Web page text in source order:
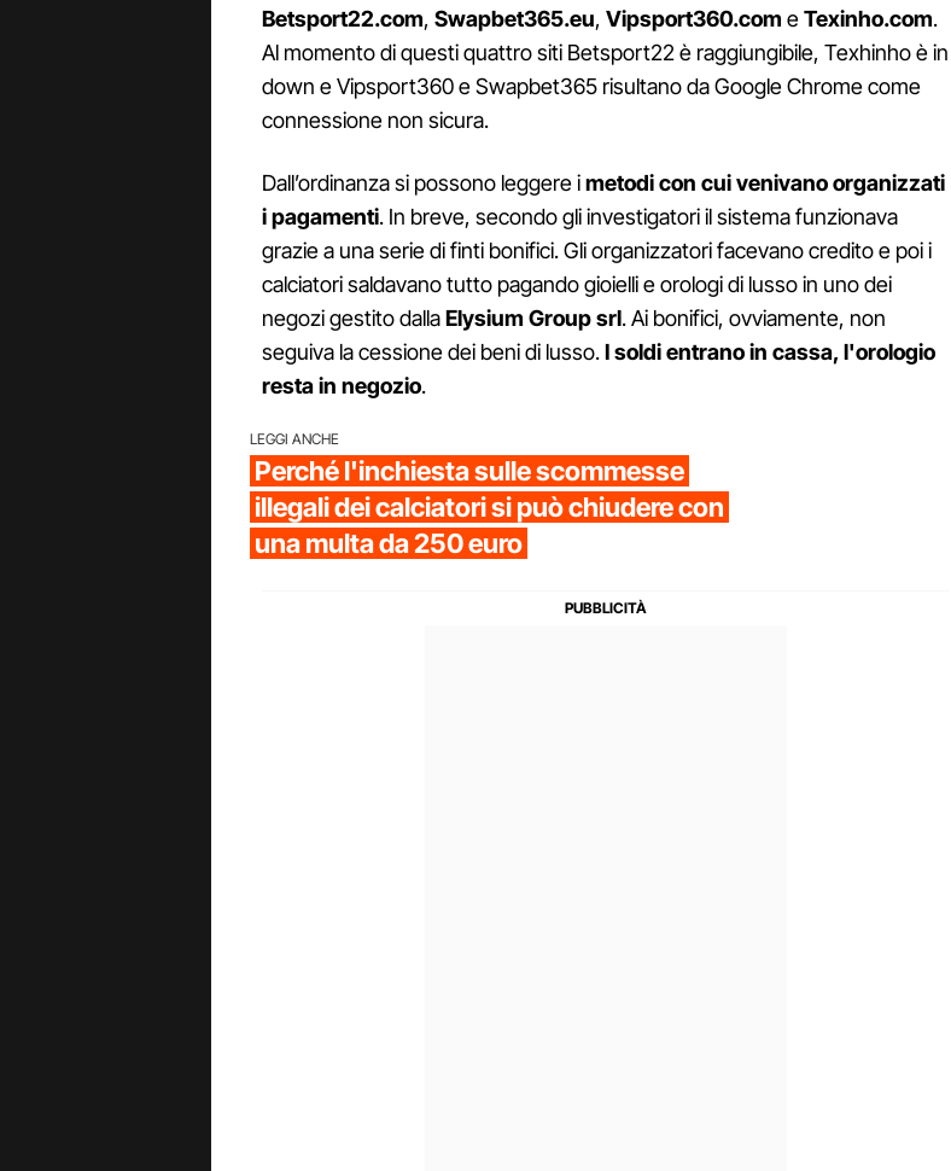
Betsport22.com, Swapbet365.eu, Vipsport360.com eTexinho.com.
Al momento di questi quattro siti Betsport22 è raggiungibile, Texhinho è in
down e Vipsport360 e Swapbet365 risultano da Google Chrome come
connessione non sicura.
Dall’ordinanza si possono leggere imetodi con cui venivano organizzati
i pagamenti. In breve, secondo gli investigatori il sistema funzionava
grazie a una serie di finti bonifici. Gli organizzatori facevano credito e poi i
calciatori saldavano tutto pagando gioielli e orologi di lusso in uno dei
negozi gestito dallaElysium Group srl. Ai bonifici, ovviamente, non
seguiva la cessione dei beni di lusso.I soldi entrano in cassa, l'orologio
resta in negozio.
LEGGI ANCHE
Perché l'inchiesta sulle scommesse
illegali dei calciatori si può chiudere con
una multa da 250 euro